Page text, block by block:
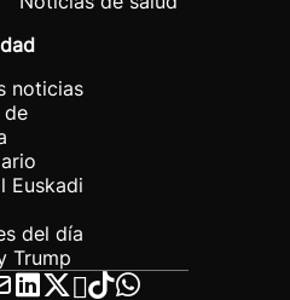
noticias
de
Euskadi
del día
Trump